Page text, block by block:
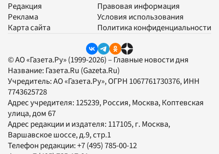
Редакция
Реклама
Карта сайта
Правовая информация
Условия использования
Политика конфиденциальности
© АО «Газета.Ру» (1999-2026) – Главные новости дня
Название: Газета.Ru (Gazeta.Ru)
Учредитель:АО «Газета.Ру», ОГРН 1067761730376, ИНН
7743625728
Адрес учредителя: 125239, Россия, Москва, Коптевская
улица, дом 67
Адрес редакции и издателя: 117105, г. Москва,
Варшавское шоссе, д.9, стр.1
Телефон редакции:+7 (495) 785-00-12